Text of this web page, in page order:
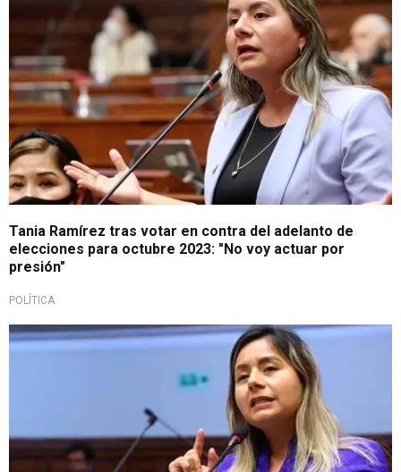
Tania Ramírez tras votar en contra del adelanto de
elecciones para octubre 2023: "No voy actuar por
presión"
POLÍTICA
Tras pedido de tregua nacional